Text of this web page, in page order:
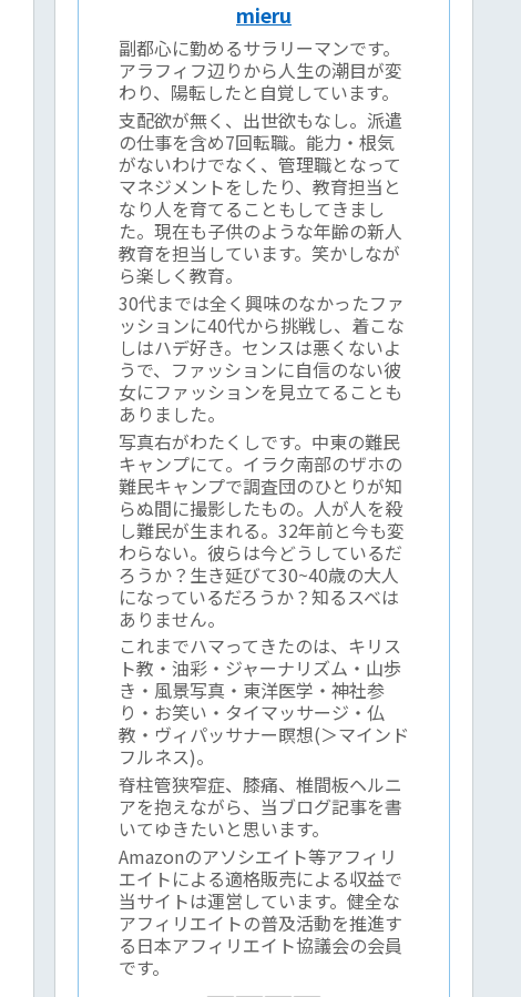
mieru
副都心に勤めるサラリーマンです。
アラフィフ辺りから人生の潮目が変
わり、陽転したと自覚しています。
支配欲が無く、出世欲もなし。派遣
の仕事を含め7回転職。能力・根気
がないわけでなく、管理職となって
マネジメントをしたり、教育担当と
なり人を育てることもしてきまし
た。現在も子供のような年齢の新人
教育を担当しています。笑かしなが
ら楽しく教育。
30代までは全く興味のなかったファ
ッションに40代から挑戦し、着こな
しはハデ好き。センスは悪くないよ
うで、ファッションに自信のない彼
女にファッションを見立てることも
ありました。
写真右がわたくしです。中東の難民
キャンプにて。イラク南部のザホの
難民キャンプで調査団のひとりが知
らぬ間に撮影したもの。人が人を殺
し難民が生まれる。32年前と今も変
わらない。彼らは今どうしているだ
ろうか？生き延びて30~40歳の大人
になっているだろうか？知るスベは
ありません。
これまでハマってきたのは、キリス
ト教・油彩・ジャーナリズム・山歩
き・風景写真・東洋医学・神社参
り・お笑い・タイマッサージ・仏
教・ヴィパッサナー瞑想(＞マインド
フルネス)。
脊柱管狭窄症、膝痛、椎間板ヘルニ
アを抱えながら、当ブログ記事を書
いてゆきたいと思います。
Amazonのアソシエイト等アフィリ
エイトによる適格販売による収益で
当サイトは運営しています。健全な
アフィリエイトの普及活動を推進す
る日本アフィリエイト協議会の会員
です。